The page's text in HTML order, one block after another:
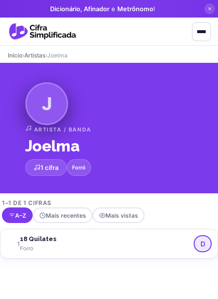
Dicionário, Afinador e Metrônomo!
Início›Artistas›Joelma
J
ARTISTA / BANDA
Joelma
1 cifra Forró
1–1 DE 1 CIFRAS
A–Z
Mais recentes Mais vistas
1
18 Quilates
Forró
D